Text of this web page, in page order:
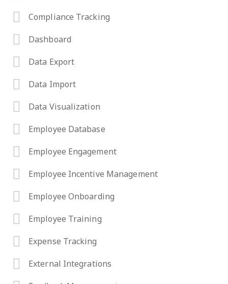
Compliance Tracking
Dashboard
Data Export
Data Import
Data Visualization
Employee Database
Employee Engagement
Employee Incentive Management
Employee Onboarding
Employee Training
Expense Tracking
External Integrations